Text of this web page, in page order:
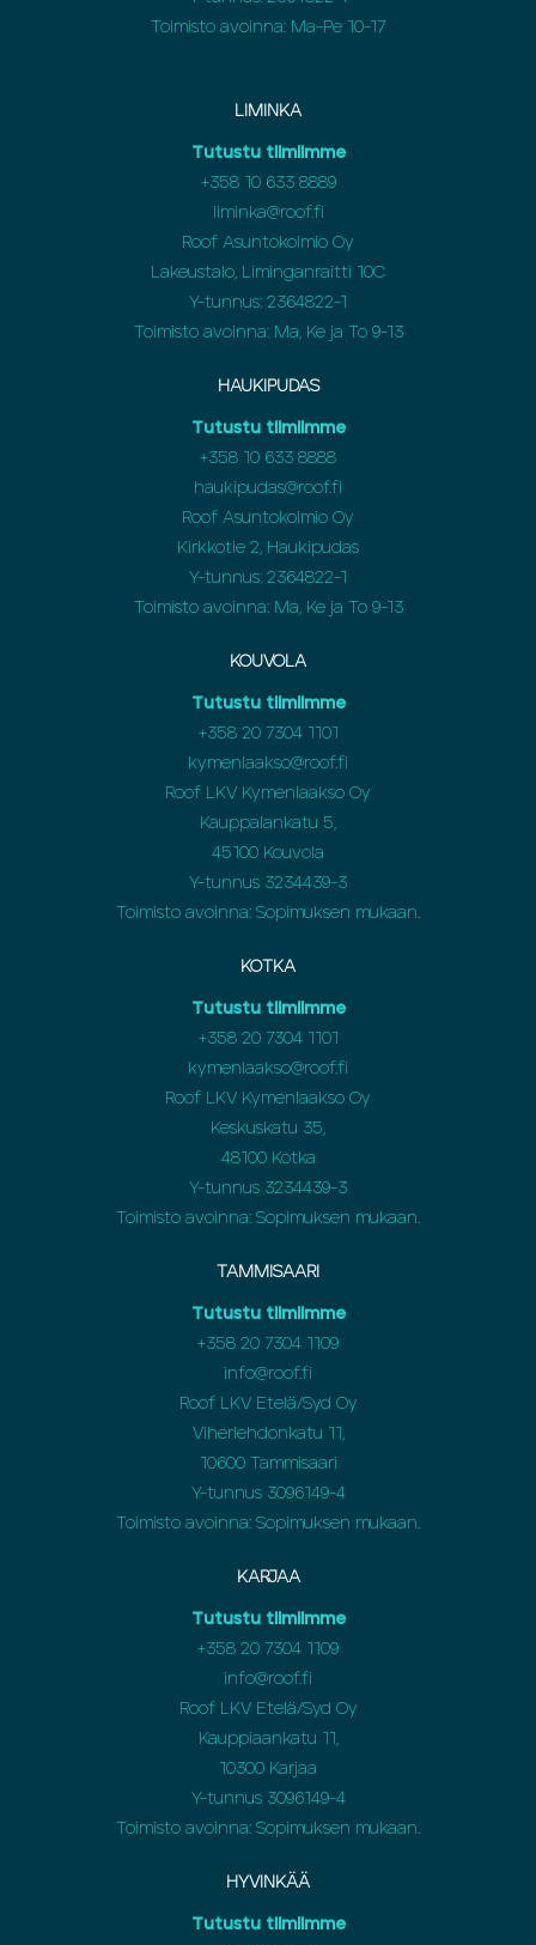
Toimisto avoinna: Ma-Pe 10-17
LIMINKA
Tutustu tiimiimme
+35810 633 8889
liminka@roof.fi
Roof Asuntokolmio Oy
Lakeustalo, Liminganraitti 10C
Y-tunnus: 2364822-1
Toimisto avoinna: Ma, Ke ja To 9-13
HAUKIPUDAS
Tutustu tiimiimme
+358 10 633 8888
haukipudas@roof.fi
Roof Asuntokolmio Oy
Kirkkotie 2, Haukipudas
Y-tunnus: 2364822-1
Toimisto avoinna: Ma, Ke ja To 9-13
KOUVOLA
Tutustu tiimiimme
+358 20 7304 1101
kymenlaakso@roof.fi
Roof LKV Kymenlaakso Oy
Kauppalankatu 5,
45100 Kouvola
Y-tunnus 3234439-3
Toimisto avoinna: Sopimuksen mukaan.
KOTKA
Tutustu tiimiimme
+358 20 7304 1101
kymenlaakso@roof.fi
Roof LKV Kymenlaakso Oy
Keskuskatu 35,
48100 Kotka
Y-tunnus 3234439-3
Toimisto avoinna: Sopimuksen mukaan.
TAMMISAARI
Tutustu tiimiimme
+358 20 7304 1109
info@roof.fi
Roof LKV Etelä/Syd Oy
Viherlehdonkatu 11,
10600 Tammisaari
Y-tunnus 3096149-4
Toimisto avoinna: Sopimuksen mukaan.
KARJAA
Tutustu tiimiimme
+358 20 7304 1109
info@roof.fi
Roof LKV Etelä/Syd Oy
Kauppiaankatu 11,
10300 Karjaa
Y-tunnus 3096149-4
Toimisto avoinna: Sopimuksen mukaan.
HYVINKÄÄ
Tutustu tiimiimme